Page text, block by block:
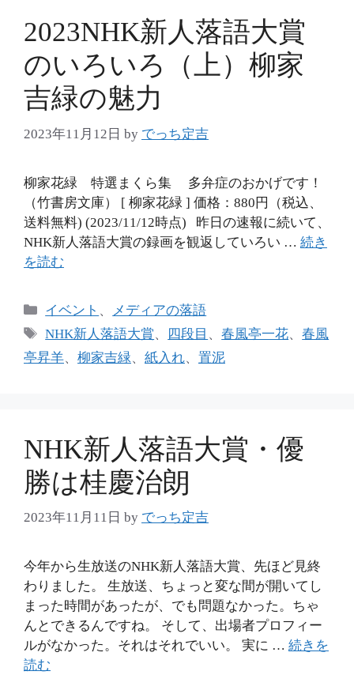
2023NHK新人落語大賞
のいろいろ（上）柳家
吉緑の魅力
2023年11月12日 by でっち定吉
柳家花緑 特選まくら集 多弁症のおかげです！
（竹書房文庫） [ 柳家花緑 ] 価格：880円（税込、
送料無料) (2023/11/12時点) 昨日の速報に続いて、
NHK新人落語大賞の録画を観返していろい … 続き
を読む
カ
テ
リ
イベント 、
メディアの落語
タ
グ
NHK新人落語大賞、 四段目 、春風亭一花、春風
亭昇羊、 柳家吉緑、 紙入れ、 置泥
NHK新人落語大賞・優
勝は桂慶治朗
2023年11月11日 by でっち定吉
今年から生放送のNHK新人落語大賞、先ほど見終
わりました。 生放送、ちょっと変な間が開いてし
まった時間があったが、でも問題なかった。ちゃ
んとできるんですね。 そして、出場者プロフィー
ルがなかった。それはそれでいい。 実に … 続きを
読む